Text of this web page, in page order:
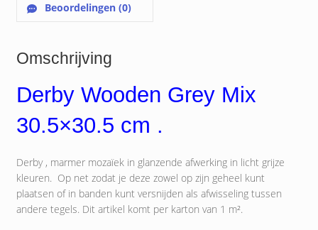
Beoordelingen (0)
Omschrijving
Derby Wooden Grey Mix
30.5×30.5 cm .
Derby , marmer mozaïek in glanzende afwerking in licht grijze
kleuren. Op net zodat je deze zowel op zijn geheel kunt
plaatsen of in banden kunt versnijden als afwisseling tussen
andere tegels. Dit artikel komt per karton van 1 m².